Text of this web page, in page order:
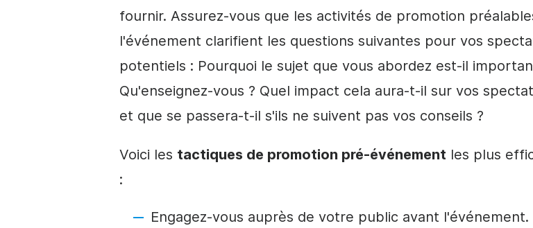
fournir. Assurez-vous que les activités de promotion
l'événement clarifient les questions suivantes pour vos
potentiels : Pourquoi le sujet que vous abordez est-il
Qu'enseignez-vous ? Quel impact cela aura-t-il sur vos
et que se passera-t-il s'ils ne suivent pas vos conseils ?
Voici les tactiques de promotion pré-événement les plus
:
Engagez-vous auprès de votre public avant l'événement.